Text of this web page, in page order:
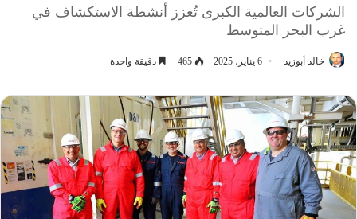
الشركات العالمية الكبرى تُعزز أنشطة الاستكشاف في
غرب البحر المتوسط
خالد أبوزيد 6 يناير، 2025 465 دقيقة واحدة